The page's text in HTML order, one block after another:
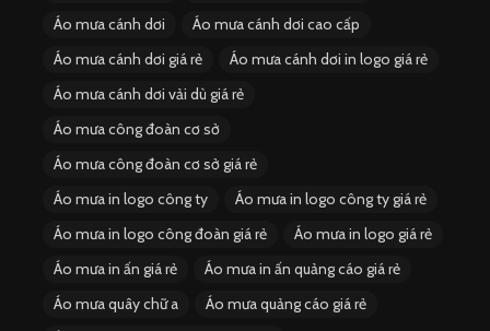
Áo mưa cánh dơi
Áo mưa cánh dơi cao cấp
Áo mưa cánh dơi giá rẻ
Áo mưa cánh dơi in logo giá rẻ
Áo mưa cánh dơi vải dù giá rẻ
Áo mưa công đoàn cơ sở
Áo mưa công đoàn cơ sở giá rẻ
Áo mưa in logo công ty
Áo mưa in logo công ty giá rẻ
Áo mưa in logo công đoàn giá rẻ
Áo mưa in logo giá rẻ
Áo mưa in ấn giá rẻ
Áo mưa in ấn quảng cáo giá rẻ
Áo mưa quây chữ a
Áo mưa quảng cáo giá rẻ